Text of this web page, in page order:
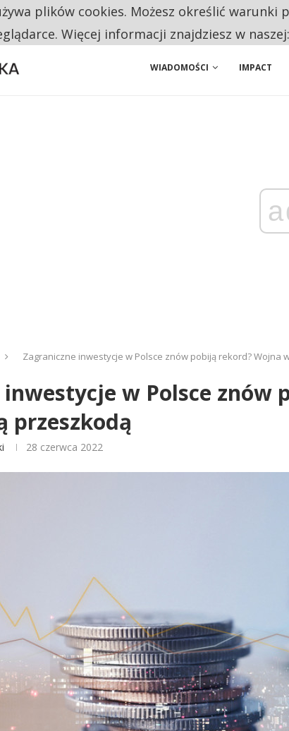
UDERZAJĄ W EUROPEJSKI PRZEMYSŁ. NA LIŚCIE SĄ DWA
WIADOMOŚCI IMPACT
Zagraniczne inwestycje w Polsce znów pobiją rekord? Wojna
w Polsce
przeszkodą
28 czerwca 2022
plików cookies. Możesz określić
Więcej informacji znajdziesz w naszej: